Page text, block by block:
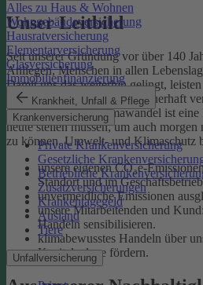
Alles zu Haus & Wohnen
Wohngebäudeversicherung
Hausratversicherung
Elementarversicherung
Glasversicherung
Immobilienfinanzierung
Krankheit, Unfall & Pflege
Krankenversicherung
Private Krankenversicherung
Gesetzliche
Betriebliche
Zusatzversicherungen
Krankentagegeld
Ausland
Tiere
Unfallversicherung
Unser Leitbild
Seit unserer Gründung vor über 140
Anliegen, Menschen in allen
Damit uns das weiterhin gelingt,
gesunden Klima und einer dauerhaft
menschgemachte Klimawandel ist
heute stellen müssen, um auch
zu können.Umwelt- und Klimaschutz
unsere eigenen CO₂e-
Standort und im
unvermeidliche Emissionen
unsere Mitarbeitenden und
Handeln sensibilisieren.
klimabewusstes Handeln über
Kapitalanlage fördern.